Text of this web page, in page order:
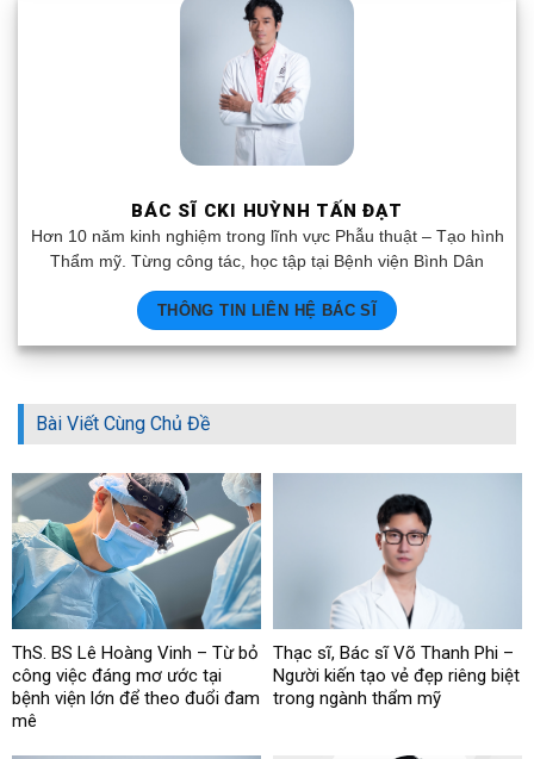
BÁC SĨ CKI HUỲNH TẤN ĐẠT
Hơn 10 năm kinh nghiệm trong lĩnh vực Phẫu thuật – Tạo hình
Thẩm mỹ. Từng công tác, học tập tại Bệnh viện Bình Dân
THÔNG TIN LIÊN HỆ BÁC SĨ
Bài Viết Cùng Chủ Đề
ThS. BS Lê Hoàng Vinh – Từ bỏ
công việc đáng mơ ước tại
bệnh viện lớn để theo đuổi đam
mê
Thạc sĩ, Bác sĩ Võ Thanh Phi –
Người kiến tạo vẻ đẹp riêng biệt
trong ngành thẩm mỹ